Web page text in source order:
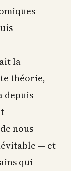
la
théorie,
depuis
nous
— et
qui